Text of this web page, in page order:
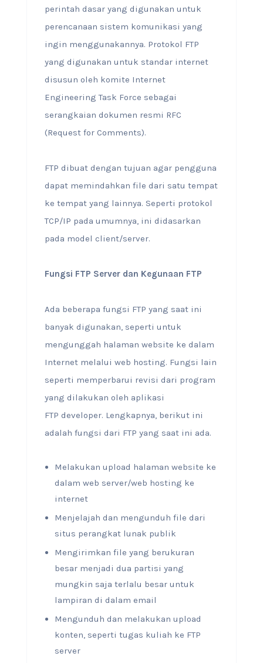
perintah dasar yang digunakan untuk
perencanaan sistem komunikasi yang
ingin menggunakannya. Protokol FTP
yang digunakan untuk standar internet
disusun oleh komite Internet
Engineering Task Force sebagai
serangkaian dokumen resmi RFC
(Request for Comments).
FTP dibuat dengan tujuan agar pengguna
dapat memindahkan file dari satu tempat
ke tempat yang lainnya. Seperti protokol
TCP/IP pada umumnya, ini didasarkan
pada model client/server.
Fungsi FTP Server dan Kegunaan FTP
Ada beberapa fungsi FTP yang saat ini
banyak digunakan, seperti untuk
mengunggah halaman website ke dalam
Internet melalui web hosting. Fungsi lain
seperti memperbarui revisi dari program
yang dilakukan oleh aplikasi
FTP developer. Lengkapnya, berikut ini
adalah fungsi dari FTP yang saat ini ada.
Melakukan upload halaman website ke
dalam web server/web hosting ke
internet
Menjelajah dan mengunduh file dari
situs perangkat lunak publik
Mengirimkan file yang berukuran
besar menjadi dua partisi yang
mungkin saja terlalu besar untuk
lampiran di dalam email
Mengunduh dan melakukan upload
konten, seperti tugas kuliah ke FTP
server